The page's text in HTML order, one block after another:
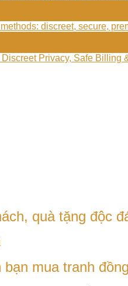
discreet, secure,
Privacy, Safe Billing
quà tặng độc
mua tranh